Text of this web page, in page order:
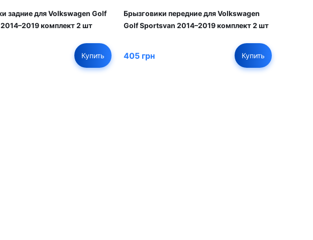
задние для Volkswagen Golf
комплект 2 шт
Купить
Брызговики передние для Volkswagen
Golf Sportsvan 2014–2019 комплект 2 шт
405 грн Купить